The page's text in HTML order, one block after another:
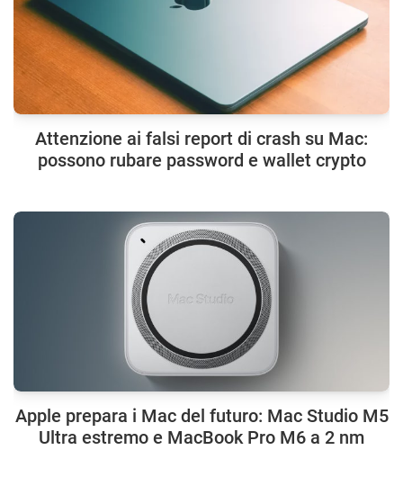
Attenzione ai falsi report di crash su Mac:
possono rubare password e wallet crypto
Apple prepara i Mac del futuro: Mac Studio M5
Ultra estremo e MacBook Pro M6 a 2 nm